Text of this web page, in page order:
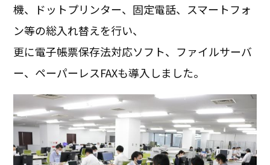
機、ドットプリンター、固定電話、スマートフォ
ン等の総入れ替えを行い、
更に電子帳票保存法対応ソフト、ファイルサーバ
ー、ペーパーレスFAXも導入しました。